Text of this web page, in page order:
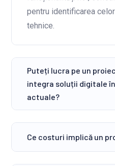
pentru identificarea
tehnice.
Puteți lucra pe un proiect existent sau
integra soluții digitale
actuale?
Ce costuri implică un